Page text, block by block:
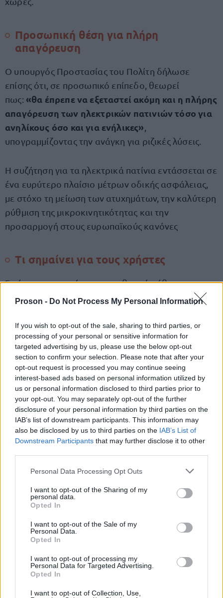
Proson - Do Not Process My Personal Information
If you wish to opt-out of the sale, sharing to third parties, or
processing of your personal or sensitive information for
targeted advertising by us, please use the below opt-out
section to confirm your selection. Please note that after your
opt-out request is processed you may continue seeing
interest-based ads based on personal information utilized by
us or personal information disclosed to third parties prior to
your opt-out. You may separately opt-out of the further
disclosure of your personal information by third parties on the
IAB’s list of downstream participants. This information may
also be disclosed by us to third parties on the IAB’s List of
Downstream Participants that may further disclose it to other
Please note that this website/app uses one or more Google
not limited to your visit or usage behaviour. You may click to
grant or deny consent to Google and its third-party tags to
use your data for below specified purposes in below Google
consent section.
Personal Data Processing Opt Outs
I want to opt-out of the Sharing of my
personal data.
Opted In
I want to opt-out of the Sale of my
Personal Data.
Opted In
I want to opt-out of processing my
Personal Data for Targeted Advertising.
Opted In
I want to opt-out of Collection, Use,
Προσωπική θέση για πλήρη
απαγόρευση
Ο υπουργός Προστασίας του Πολίτη δήλωσε
επίσης ότι, σε προσωπικό επίπεδο, θεωρεί
πως: «θα έπρεπε να εξεταστεί ακόμη και η πλήρης
απαγόρευση των ηλεκτρικών πατινιών τόσο για
ανηλίκους όσο και για ενήλικες»
υπογραμμίζοντας την ανάγκη για ριζικές λύσεις.
Η συζήτηση για τα ηλεκτρικά πατίνια εντάσσεται σε
ένα ευρύτερο πλαίσιο μέτρων οδικής ασφάλειας,
με στόχο τη μείωση των ατυχημάτων, την καλύτερη
ρύθμιση της μικροκινητικότητας και την
προσαρμογή στους ευρωπαϊκούς κανόνες
Τι σημαίνει για τους χρήστες
Εφόσον προχωρήσει η νομοθετική ρύθμιση, οι
αλλαγές θα επηρεάσουν κυρίως:
ανήλικους χρήστες ηλεκτρικών πατινιών
την κυκλοφορία σε αστικές περιοχές
τους κανόνες χρήσης και ελέγχου από την
Τροχαία
ΑΣΕΠ: Πιστοποίηση Αγγλικών σε
μόνο 2 ημέρες στα χέρια σας
ΑΣΕΠ: Εξ αποστάσεως η πιο Εύκολη
Πιστοποίηση Υπολογιστών σε 2
μέρες